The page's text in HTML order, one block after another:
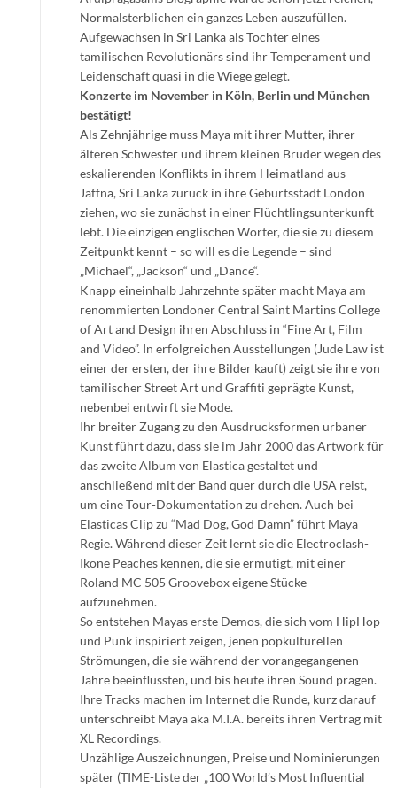
Normalsterblichen ein ganzes Leben auszufüllen.
Aufgewachsen in Sri Lanka als Tochter eines
tamilischen Revolutionärs sind ihr Temperament und
Leidenschaft quasi in die Wiege gelegt.
Konzerte im November in Köln, Berlin und München
bestätigt!
Als Zehnjährige muss Maya mit ihrer Mutter, ihrer
älteren Schwester und ihrem kleinen Bruder wegen des
eskalierenden Konflikts in ihrem Heimatland aus
Jaffna, Sri Lanka zurück in ihre Geburtsstadt London
ziehen, wo sie zunächst in einer Flüchtlingsunterkunft
lebt. Die einzigen englischen Wörter, die sie zu diesem
Zeitpunkt kennt – so will es die Legende – sind
„Michael“, „Jackson“ und „Dance“.
Knapp eineinhalb Jahrzehnte später macht Maya am
renommierten Londoner Central Saint Martins College
of Art and Design ihren Abschluss in “Fine Art, Film
and Video”. In erfolgreichen Ausstellungen (Jude Law ist
einer der ersten, der ihre Bilder kauft) zeigt sie ihre von
tamilischer Street Art und Graffiti geprägte Kunst,
nebenbei entwirft sie Mode.
Ihr breiter Zugang zu den Ausdrucksformen urbaner
Kunst führt dazu, dass sie im Jahr 2000 das Artwork für
das zweite Album von Elastica gestaltet und
anschließend mit der Band quer durch die USA reist,
um eine Tour-Dokumentation zu drehen. Auch bei
Elasticas Clip zu “Mad Dog, God Damn” führt Maya
Regie. Während dieser Zeit lernt sie die Electroclash-
Ikone Peaches kennen, die sie ermutigt, mit einer
Roland MC 505 Groovebox eigene Stücke
aufzunehmen.
So entstehen Mayas erste Demos, die sich vom HipHop
und Punk inspiriert zeigen, jenen popkulturellen
Strömungen, die sie während der vorangegangenen
Jahre beeinflussten, und bis heute ihren Sound prägen.
Ihre Tracks machen im Internet die Runde, kurz darauf
unterschreibt Maya aka M.I.A. bereits ihren Vertrag mit
XL Recordings.
Unzählige Auszeichnungen, Preise und Nominierungen
später (TIME-Liste der „100 World’s Most Influential